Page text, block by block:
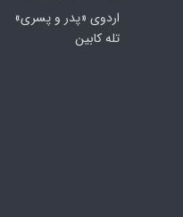
اردوی «پدر و پسری»
تله کابین